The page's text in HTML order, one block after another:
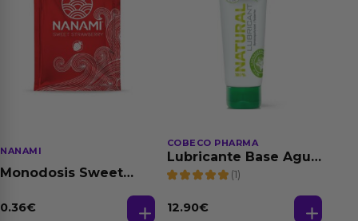
NANAMI
Monodosis Sweet
0.36€
COBECO PHARMA
Lubricante Base Agua
100% Natural 125 ml
(1)
12.90€